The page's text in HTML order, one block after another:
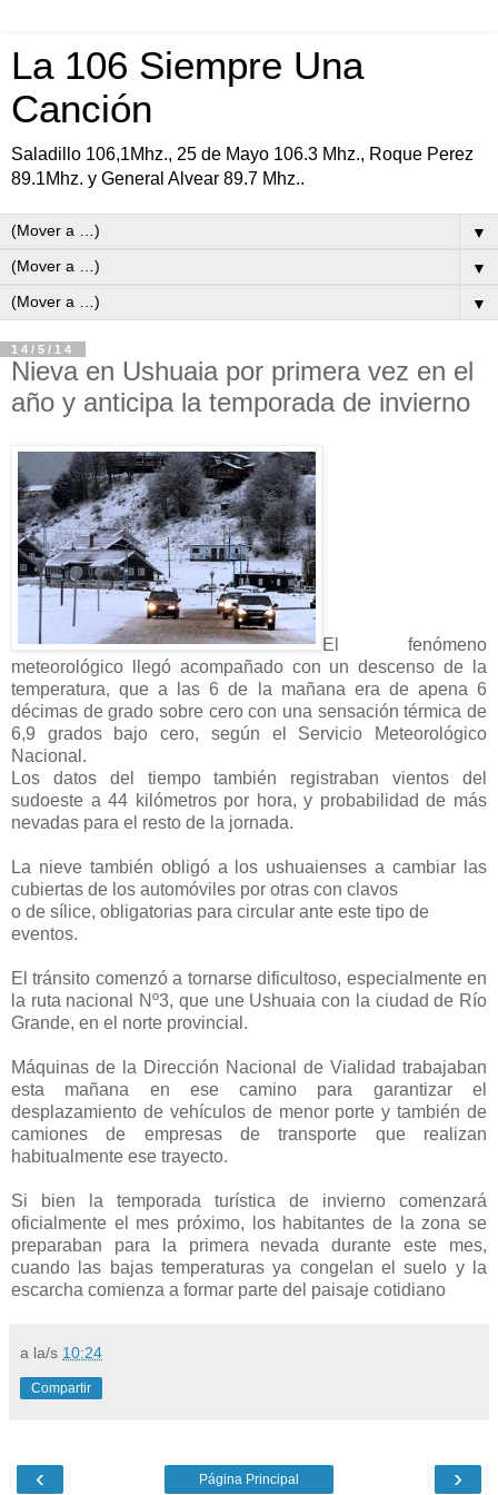
La 106 Siempre Una
Canción
Saladillo 106,1Mhz., 25 de Mayo 106.3 Mhz., Roque Perez
89.1Mhz. y General Alvear 89.7 Mhz..
▼
▼
▼
14/5/14
Nieva en Ushuaia por primera vez en el
año y anticipa la temporada de invierno
El fenómeno
meteorológico llegó acompañado con un descenso de la
temperatura, que a las 6 de la mañana era de apena 6
décimas de grado sobre cero con una sensación térmica de
6,9 grados bajo cero, según el Servicio Meteorológico
Nacional.
Los datos del tiempo también registraban vientos del
sudoeste a 44 kilómetros por hora, y probabilidad de más
nevadas para el resto de la jornada.
La nieve también obligó a los ushuaienses a cambiar las
cubiertas de los automóviles por otras con clavos
o de sílice, obligatorias para circular ante este tipo de
eventos.
El tránsito comenzó a tornarse dificultoso, especialmente en
la ruta nacional Nº3, que une Ushuaia con la ciudad de Río
Grande, en el norte provincial.
Máquinas de la Dirección Nacional de Vialidad trabajaban
esta mañana en ese camino para garantizar el
desplazamiento de vehículos de menor porte y también de
camiones de empresas de transporte que realizan
habitualmente ese trayecto.
Si bien la temporada turística de invierno comenzará
oficialmente el mes próximo, los habitantes de la zona se
preparaban para la primera nevada durante este mes,
cuando las bajas temperaturas ya congelan el suelo y la
escarcha comienza a formar parte del paisaje cotidiano
a la/s 10:24
Compartir
‹ ›
Página Principal